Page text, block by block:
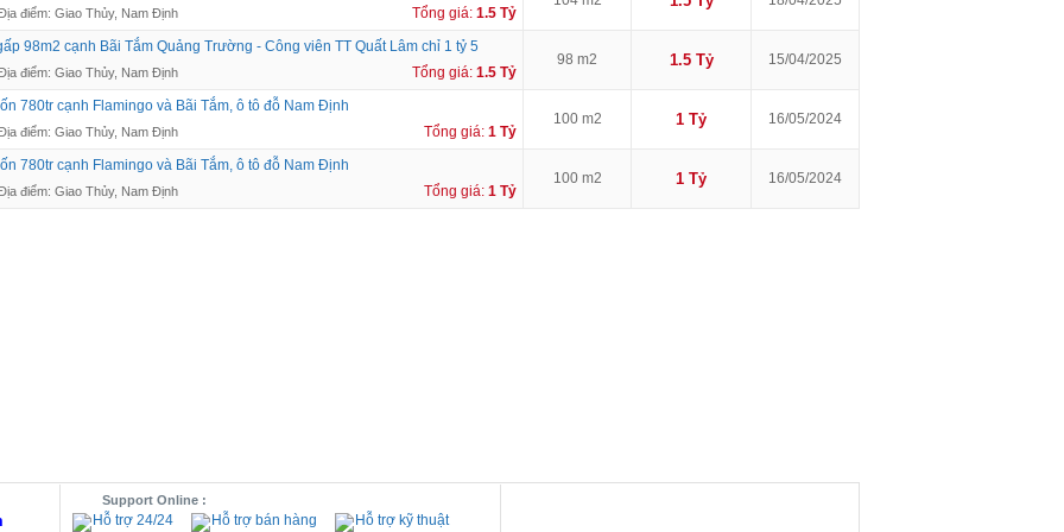
điểm: Giao Thủy, Nam Định Tổng giá: 1.5 Tỷ
98m2 cạnh Bãi Tắm Quảng Trường - Công viên TT Quất Lâm chỉ 1 tỷ 5
điểm: Giao Thủy, Nam Định Tổng giá: 1.5 Tỷ
98 m2 1.5 Tỷ 15/04/2025
780tr cạnh Flamingo và Bãi Tắm, ô tô đỗ Nam Định
điểm: Giao Thủy, Nam Định Tổng giá: 1 Tỷ
100 m2 1 Tỷ 16/05/2024
780tr cạnh Flamingo và Bãi Tắm, ô tô đỗ Nam Định
điểm: Giao Thủy, Nam Định Tổng giá: 1 Tỷ
100 m2 1 Tỷ 16/05/2024
Support Online :
Hỗ trợ 24/24 Hỗ trợ bán hàng Hỗ trợ kỹ thuật